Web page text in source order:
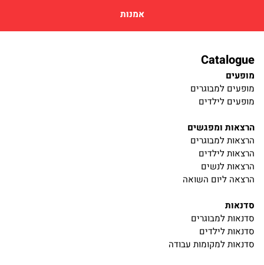
אמנות
Catalogue
מופעים
מופעים למבוגרים
מופעים לילדים
הרצאות ומפגשים
הרצאות למבוגרים
הרצאות לילדים
הרצאות לנשים
הרצאה ליום השואה
סדנאות
סדנאות למבוגרים
סדנאות לילדים
סדנאות למקומות עבודה